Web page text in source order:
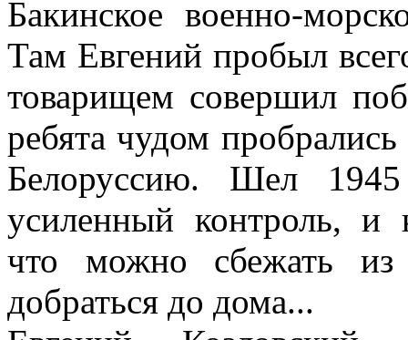
Бакинское военно-
Там Евгений пробыл
товарищем совершил
ребята чудом
Белоруссию. Шел
усиленный контроль, и
что можно сбежать
добраться до дома...